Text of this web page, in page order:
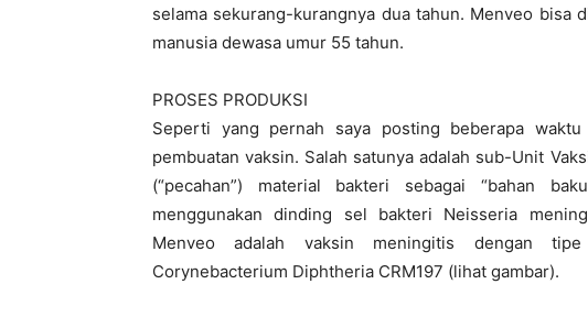
selama sekurang-kurangnya dua tahun. Menveo bisa
manusia dewasa umur 55 tahun.
PROSES PRODUKSI
Seperti yang pernah saya posting beberapa
pembuatan vaksin. Salah satunya adalah sub-Unit
(“pecahan”) material bakteri sebagai “bahan
menggunakan dinding sel bakteri Neisseria
Menveo adalah vaksin meningitis dengan tipe
Corynebacterium Diphtheria CRM197 (lihat gambar).